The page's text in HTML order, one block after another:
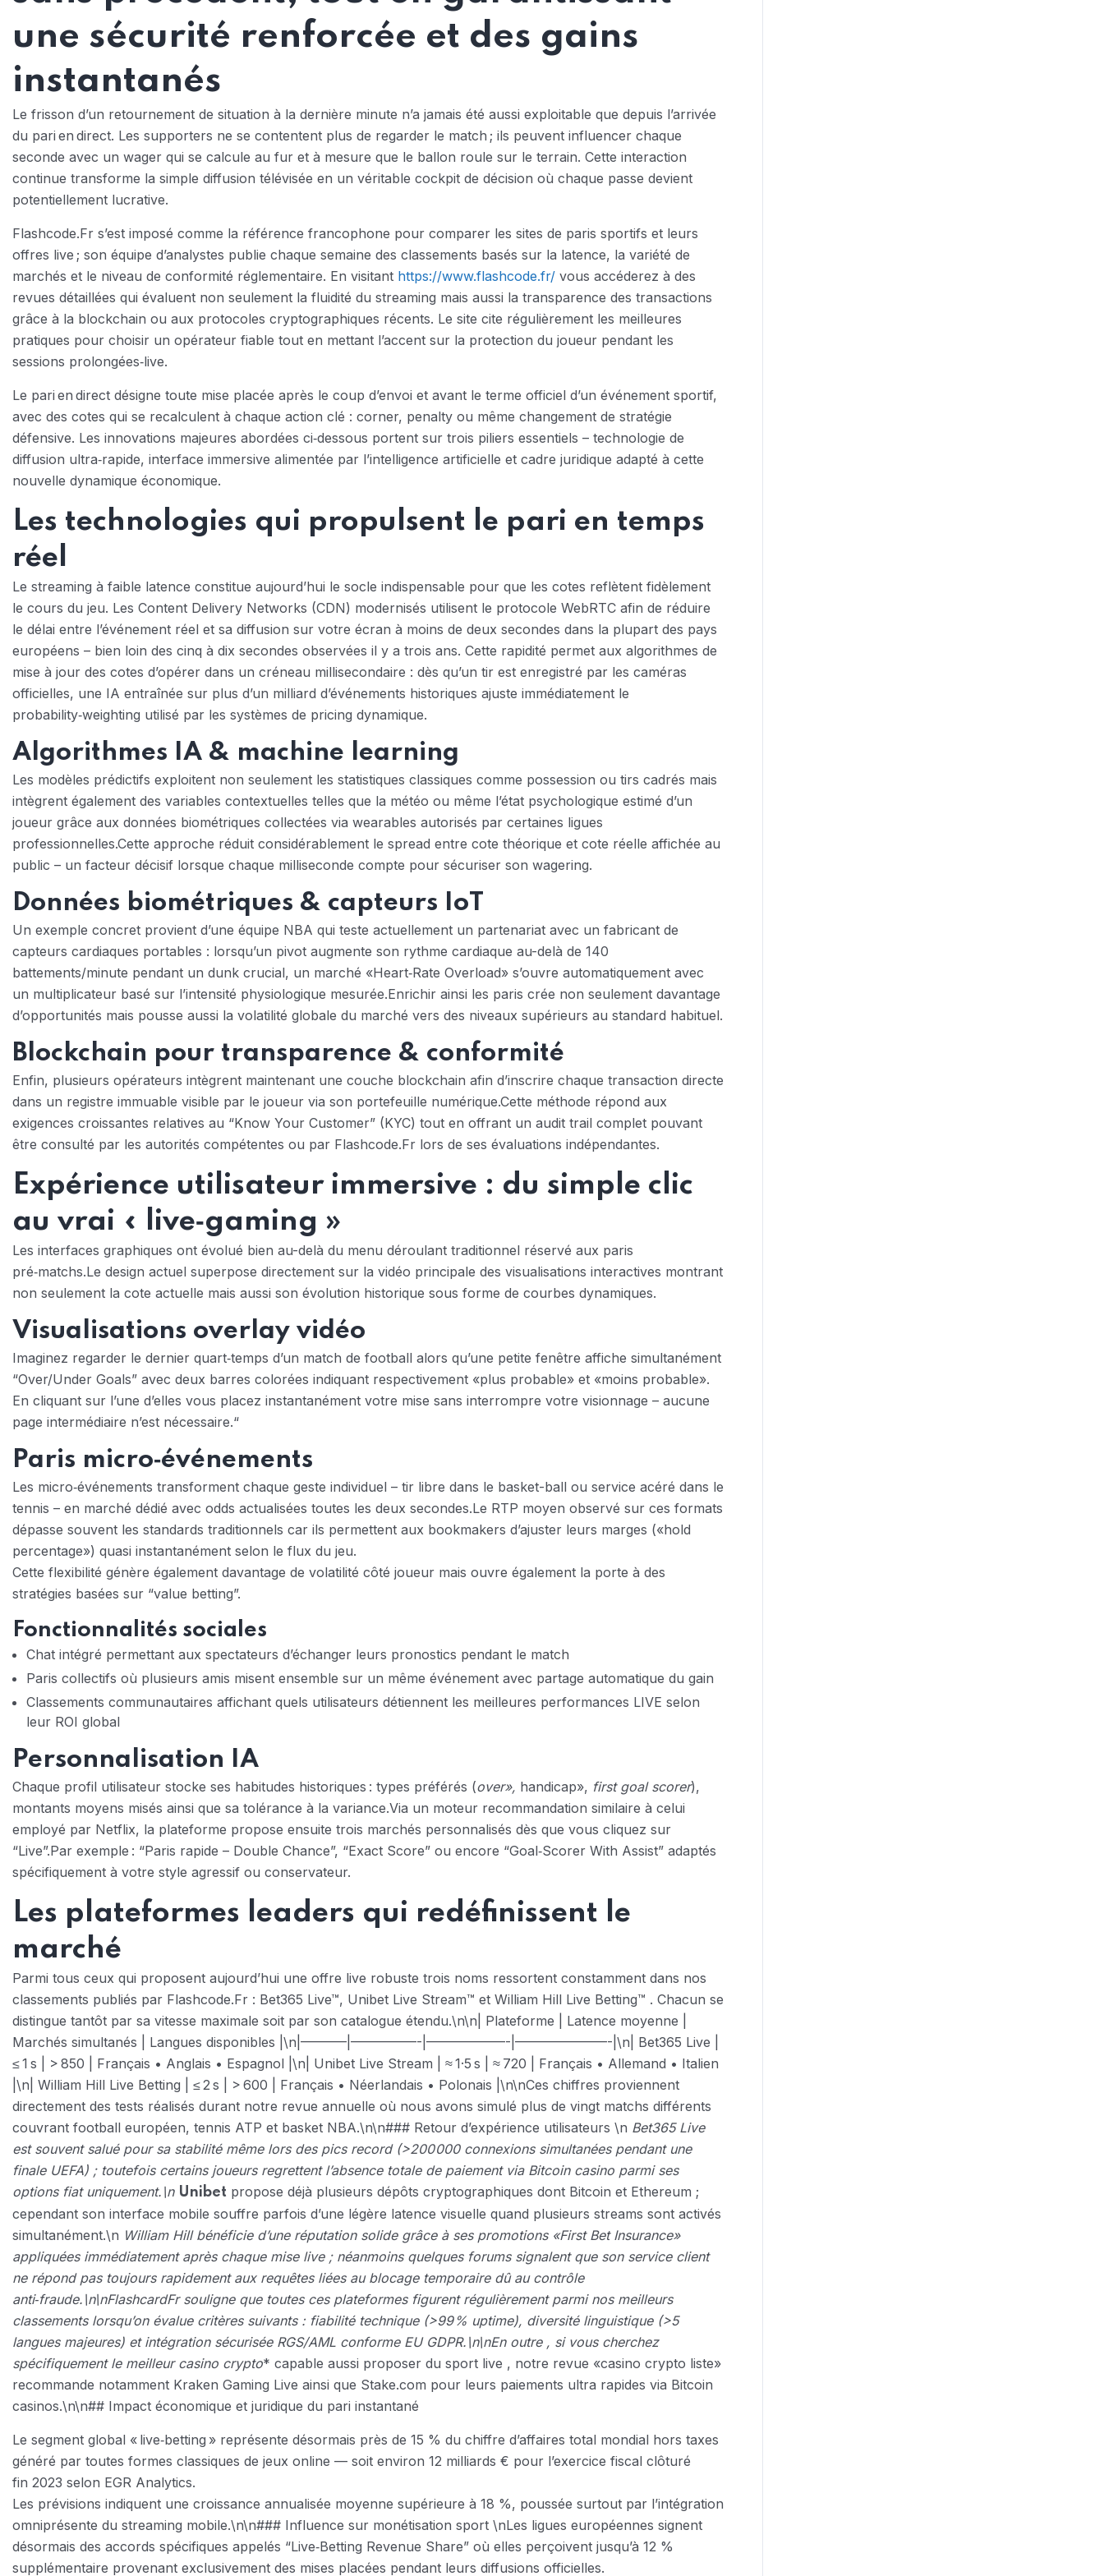
une sécurité renforcée et des gains
instantanés
Le frisson d’un retournement de situation à la dernière minute n’a jamais été aussi exploitable que depuis l’arrivée
du pari en direct. Les supporters ne se contentent plus de regarder le match ; ils peuvent influencer chaque
seconde avec un wager qui se calcule au fur et à mesure que le ballon roule sur le terrain. Cette interaction
continue transforme la simple diffusion télévisée en un véritable cockpit de décision où chaque passe devient
potentiellement lucrative.
Flashcode.Fr s’est imposé comme la référence francophone pour comparer les sites de paris sportifs et leurs
offres live ; son équipe d’analystes publie chaque semaine des classements basés sur la latence, la variété de
marchés et le niveau de conformité réglementaire. En visitant https://www.flashcode.fr/ vous accéderez à des
revues détaillées qui évaluent non seulement la fluidité du streaming mais aussi la transparence des transactions
grâce à la blockchain ou aux protocoles cryptographiques récents. Le site cite régulièrement les meilleures
pratiques pour choisir un opérateur fiable tout en mettant l’accent sur la protection du joueur pendant les
sessions prolongées‑live.
Le pari en direct désigne toute mise placée après le coup d’envoi et avant le terme officiel d’un événement sportif,
avec des cotes qui se recalculent à chaque action clé : corner, penalty ou même changement de stratégie
défensive. Les innovations majeures abordées ci‑dessous portent sur trois piliers essentiels – technologie de
diffusion ultra‑rapide, interface immersive alimentée par l’intelligence artificielle et cadre juridique adapté à cette
nouvelle dynamique économique.
Les technologies qui propulsent le pari en temps
réel
Le streaming à faible latence constitue aujourd’hui le socle indispensable pour que les cotes reflètent fidèlement
le cours du jeu. Les Content Delivery Networks (CDN) modernisés utilisent le protocole WebRTC afin de réduire
le délai entre l’événement réel et sa diffusion sur votre écran à moins de deux secondes dans la plupart des pays
européens – bien loin des cinq à dix secondes observées il y a trois ans. Cette rapidité permet aux algorithmes de
mise à jour des cotes d’opérer dans un créneau millisecondaire : dès qu’un tir est enregistré par les caméras
officielles, une IA entraînée sur plus d’un milliard d’événements historiques ajuste immédiatement le
probability‑weighting utilisé par les systèmes de pricing dynamique.
Algorithmes IA & machine learning
Les modèles prédictifs exploitent non seulement les statistiques classiques comme possession ou tirs cadrés mais
intègrent également des variables contextuelles telles que la météo ou même l’état psychologique estimé d’un
joueur grâce aux données biométriques collectées via wearables autorisés par certaines ligues
professionnelles.Cette approche réduit considérablement le spread entre cote théorique et cote réelle affichée au
public – un facteur décisif lorsque chaque milliseconde compte pour sécuriser son wagering.
Données biométriques & capteurs IoT
Un exemple concret provient d’une équipe NBA qui teste actuellement un partenariat avec un fabricant de
capteurs cardiaques portables : lorsqu’un pivot augmente son rythme cardiaque au-delà de 140
battements/minute pendant un dunk crucial, un marché «​Heart‑Rate Overload​» s’ouvre automatiquement avec
un multiplicateur basé sur l’intensité physiologique mesurée.Enrichir ainsi les paris crée non seulement davantage
d’opportunités mais pousse aussi la volatilité globale du marché vers des niveaux supérieurs au standard habituel.
Blockchain pour transparence & conformité
Enfin, plusieurs opérateurs intègrent maintenant une couche blockchain afin d’inscrire chaque transaction directe
dans un registre immuable visible par le joueur via son portefeuille numérique.Cette méthode répond aux
exigences croissantes relatives au “Know Your Customer” (KYC) tout en offrant un audit trail complet pouvant
être consulté par les autorités compétentes ou par Flashcode.Fr lors de ses évaluations indépendantes.
Expérience utilisateur immersive : du simple clic
au vrai « live‑gaming »
Les interfaces graphiques ont évolué bien au-delà du menu déroulant traditionnel réservé aux paris
pré‑matchs.Le design actuel superpose directement sur la vidéo principale des visualisations interactives montrant
non seulement la cote actuelle mais aussi son évolution historique sous forme de courbes dynamiques.
Visualisations overlay vidéo
Imaginez regarder le dernier quart‑temps d’un match de football alors qu’une petite fenêtre affiche simultanément
“Over/Under Goals” avec deux barres colorées indiquant respectivement «​plus probable​» et «​moins probable​».
En cliquant sur l’une d’elles vous placez instantanément votre mise sans interrompre votre visionnage – aucune
page intermédiaire n’est nécessaire.“
Paris micro‑événements
Les micro‑événements transforment chaque geste individuel – tir libre dans le basket-ball ou service acéré dans le
tennis – en marché dédié avec odds actualisées toutes les deux secondes.Le RTP moyen observé sur ces formats
dépasse souvent les standards traditionnels car ils permettent aux bookmakers d’ajuster leurs marges («​hold
percentage​») quasi instantanément selon le flux du jeu.
Cette flexibilité génère également davantage de volatilité côté joueur mais ouvre également la porte à des
stratégies basées sur “value betting”.
Fonctionnalités sociales
Chat intégré permettant aux spectateurs d’échanger leurs pronostics pendant le match
Paris collectifs où plusieurs amis misent ensemble sur un même événement avec partage automatique du gain
Classements communautaires affichant quels utilisateurs détiennent les meilleures performances LIVE selon
leur ROI global
Personnalisation IA
Chaque profil utilisateur stocke ses habitudes historiques : types préférés (over», handicap», first goal scorer),
montants moyens misés ainsi que sa tolérance à la variance.Via un moteur recommandation similaire à celui
employé par Netflix, la plateforme propose ensuite trois marchés personnalisés dès que vous cliquez sur
“Live”.Par exemple : “Paris rapide – Double Chance”, “Exact Score” ou encore “Goal‑Scorer With Assist” adaptés
spécifiquement à votre style agressif ou conservateur.
Les plateformes leaders qui redéfinissent le
marché
Parmi tous ceux qui proposent aujourd’hui une offre live robuste trois noms ressortent constamment dans nos
classements publiés par Flashcode.Fr : Bet365 Live™, Unibet Live Stream™ et William Hill Live Betting™ . Chacun se
distingue tantôt par sa vitesse maximale soit par son catalogue étendu.\n\n| Plateforme | Latence moyenne |
Marchés simultanés | Langues disponibles |\n|———–|—————-|——————-|———————-|\n| Bet365 Live |
≤ 1 s | > 850 | Français • Anglais • Espagnol |\n| Unibet Live Stream | ≈ 1·5 s | ≈ 720 | Français • Allemand • Italien
|\n| William Hill Live Betting | ≤ 2 s | > 600 | Français • Néerlandais • Polonais |\n\nCes chiffres proviennent
directement des tests réalisés durant notre revue annuelle où nous avons simulé plus de vingt matchs différents
couvrant football européen, tennis ATP et basket NBA.\n\n### Retour d’expérience utilisateurs \n Bet365 Live
est souvent salué pour sa stabilité même lors des pics record (>200 000 connexions simultanées pendant une
finale UEFA) ; toutefois certains joueurs regrettent l’absence totale de paiement via Bitcoin casino parmi ses
options fiat uniquement.\n Unibet propose déjà plusieurs dépôts cryptographiques dont Bitcoin et Ethereum ;
cependant son interface mobile souffre parfois d’une légère latence visuelle quand plusieurs streams sont activés
simultanément.\n William Hillbénéficie d’une réputation solide grâce à ses promotions «​First Bet Insurance​»
appliquées immédiatement après chaque mise live ; néanmoins quelques forums signalent que son service client
ne répond pas toujours rapidement aux requêtes liées au blocage temporaire dû au contrôle
anti‑fraude.\n\nFlashcardFr souligne que toutes ces plateformes figurent régulièrement parmi nos meilleurs
classements lorsqu’on évalue critères suivants : fiabilité technique (>99 % uptime), diversité linguistique (>5
langues majeures) et intégration sécurisée RGS/AML conforme EU GDPR.\n\nEn outre , si vous cherchez
spécifiquement le meilleur casino crypto* capable aussi proposer du sport live , notre revue «casino crypto liste»
recommande notamment Kraken Gaming Live ainsi que Stake.com pour leurs paiements ultra rapides via Bitcoin
casinos.\n\n## Impact économique et juridique du pari instantané
Le segment global « live‑betting » représente désormais près de 15 % du chiffre d’affaires total mondial hors taxes
généré par toutes formes classiques de jeux online — soit environ 12 milliards € pour l’exercice fiscal clôturé
fin 2023 selon EGR Analytics.
Les prévisions indiquent une croissance annualisée moyenne supérieure à 18 %, poussée surtout par l’intégration
omniprésente du streaming mobile.\n\n### Influence sur monétisation sport \nLes ligues européennes signent
désormais des accords spécifiques appelés “Live‑Betting Revenue Share” où elles perçoivent jusqu’à 12 %
supplémentaire provenant exclusivement des mises placées pendant leurs diffusions officielles.